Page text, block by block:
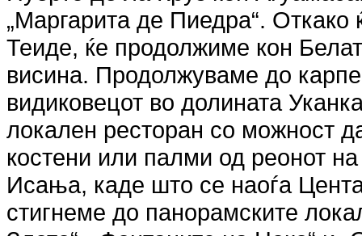
„Маргарита де Пиедра“. Откако
Теиде, ќе продолжиме кон
висина. Продолжуваме до
видиковецот во долината
локален ресторан со можност
костени или палми од реонот
Исања, каде што се наоѓа
стигнеме до панорамските